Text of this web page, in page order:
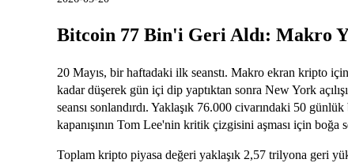
Bitcoin 77 Bin'i Geri Aldı: Makro
20 Mayıs, bir haftadaki ilk seanstı. Makro ekran kripto
kadar düşerek gün içi dip yaptıktan sonra New York
seansı sonlandırdı. Yaklaşık 76.000 civarındaki 50
kapanışının Tom Lee'nin kritik çizgisini aşması için
Toplam kripto piyasa değeri yaklaşık 2,57 trilyona geri